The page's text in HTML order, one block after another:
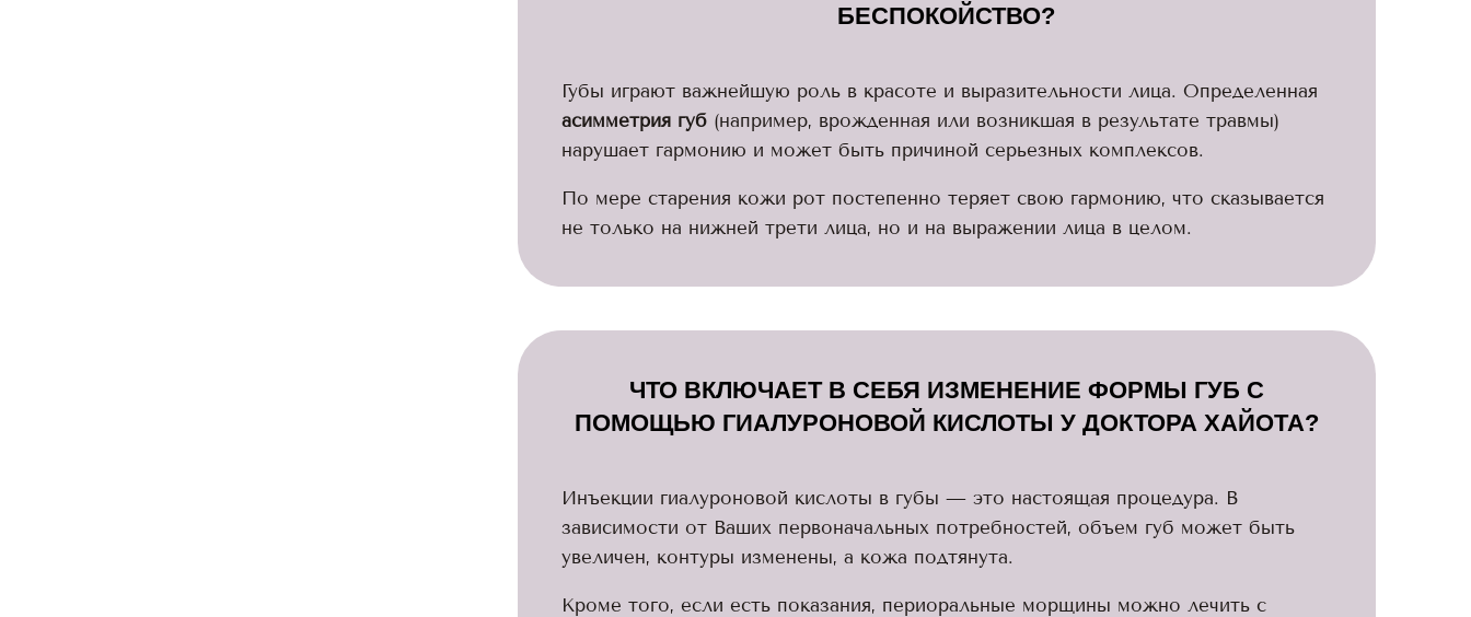
БЕСПОКОЙСТВО?
Губы играют важнейшую роль в красоте и выразительности лица. Определенная
асимметрия губ(например, врожденная или возникшая в результате травмы)
нарушает гармонию и может быть причиной серьезных комплексов.
По мере старения кожи рот постепенно теряет свою гармонию, что сказывается
не только на нижней трети лица, но и на выражении лица в целом.
ЧТО ВКЛЮЧАЕТ В СЕБЯ ИЗМЕНЕНИЕ ФОРМЫ ГУБ С
ПОМОЩЬЮ ГИАЛУРОНОВОЙ КИСЛОТЫ У ДОКТОРА ХАЙОТА?
Инъекции гиалуроновой кислоты в губы — это настоящая процедура. В
зависимости от Ваших первоначальных потребностей, объем губ может быть
увеличен, контуры изменены, а кожа подтянута.
Кроме того, если есть показания, периоральные морщины можно лечить с